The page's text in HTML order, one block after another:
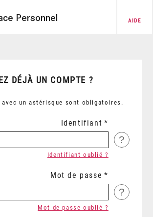
Personnel AIDE
DÉJÀ UN COMPTE ?
avec un astérisque sont obligatoires.
Identifiant
?
Identifiant oublié ?
Mot de passe
?
Mot de passe oublié ?